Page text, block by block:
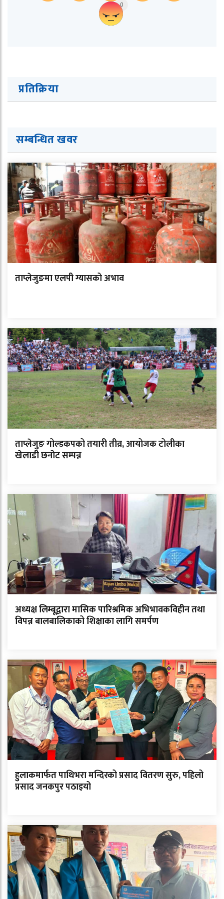
0
प्रतिक्रिया
सम्बन्धित खवर
ताप्लेजुङमा एलपी ग्यासको अभाव
ताप्लेजुङ गोल्डकपको तयारी तीव्र, आयोजक टोलीका
खेलाडी छनोट सम्पन्न
अध्यक्ष लिम्बूद्वारा मासिक पारिश्रमिक अभिभावकविहीन तथा
विपन्न बालबालिकाको शिक्षाका लागि समर्पण
हुलाकमार्फत पाथिभरा मन्दिरको प्रसाद वितरण सुरु, पहिलो
प्रसाद जनकपुर पठाइयो